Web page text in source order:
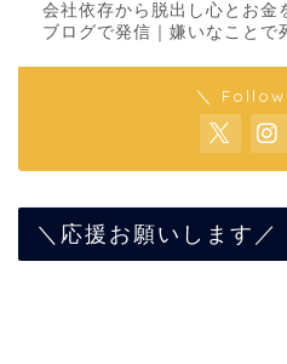
会社依存から脱出し心とお金
ブログで発信｜嫌いなことで
＼
＼応援お願いします／